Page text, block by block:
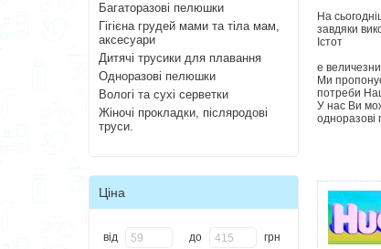
Багаторазові пелюшки
Гігієна грудей мами та тіла мам,
аксесуари
Дитячі трусики для плавання
Одноразові пелюшки
Вологі та сухі серветки
Жіночі прокладки, післяродові
труси.
Ціна
від до грн
На
завдяки
Істот
е
Ми
потреби
У нас Ви
одноразові